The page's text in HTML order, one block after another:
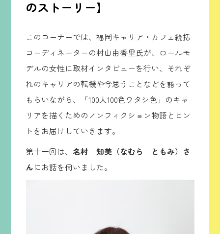
のストーリー】
このコーナーでは、福岡キャリア・カフェ統括
コーディネーターの村山由香里氏が、ロールモ
デルの女性に取材インタビューを行い、それぞ
れのキャリアの転機や今思うことなどを語って
もらいながら、「100人100色ワタシ色」のキャ
リアを描くためのノンフィクション物語とヒン
トをお届けしていきます。
第十一回は、名村 知美（なむら ともみ）さ
んにお話を伺いました。